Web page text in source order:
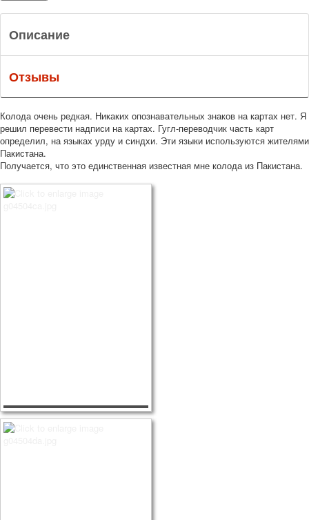
Описание
Отзывы
Колода очень редкая. Никаких опознавательных знаков на картах нет. Я
решил перевести надписи на картах. Гугл-переводчик часть карт
определил, на языках урду и синдхи. Эти языки используются жителями
Пакистана.
Получается, что это единственная известная мне колода из Пакистана.